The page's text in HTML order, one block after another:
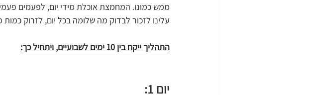
ממש כמונו. המחמצת אוכלת מידי יום, לפעמים
עלינו לזכור לבדוק מה שלומה בכל יום, לזרוק
התהליך ייקח בין 10 ימים לשבועיים, ויתחיל כך:
יום 1: